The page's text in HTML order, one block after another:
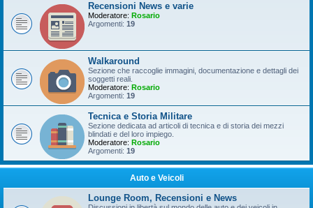
Recensioni News e varie
Moderatore: Rosario
Argomenti: 19
Walkaround
Sezione che raccoglie immagini, documentazione e dettagli dei
soggetti reali.
Moderatore: Rosario
Argomenti: 19
Tecnica e Storia Militare
Sezione dedicata ad articoli di tecnica e di storia dei mezzi
blindati e del loro impiego.
Moderatore: Rosario
Argomenti: 19
Auto e Veicoli
Lounge Room, Recensioni e News